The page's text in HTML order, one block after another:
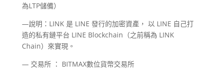
為LTP儲備）
—說明：LINK 是 LINE 發行的加密資產， 以 LINE 自己打
造的私有鏈平台 LINE Blockchain（之前稱為 LINK
Chain）來實現。
— 交易所 ： BITMAX數位貨幣交易所